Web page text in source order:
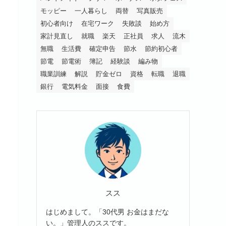
モッピー
一人暮らし 両替
写真販売
初心者向け
在宅ワーク 失敗談
始め方
家計見直し
就職 楽天 正社員 求人
流木
無職
生活費 確定申告 節水
節約初心者
節電
節電術 簿記 経験談
編み物
職業訓練
解説 貯金ゼロ 資格 転職
退職
銀行
電気料金 面接 食費
スス
はじめまして。「30代男 お金はまだな
い。」管理人のススです。